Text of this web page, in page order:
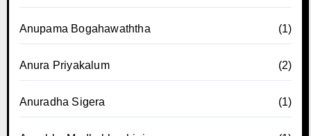
Anupama Bogahawaththa (1)
Anura Priyakalum (2)
Anuradha Sigera (1)